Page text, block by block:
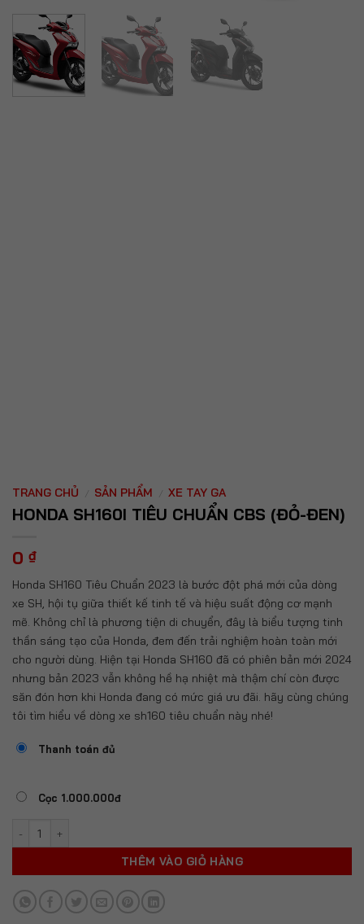
TRANG CHỦ SẢN PHẨM XE TAY GA
HONDA SH160I TIÊU CHUẨN CBS (ĐỎ-ĐEN)
0 ₫
Honda SH160 Tiêu Chuẩn 2023 là bước đột phá mới của dòng
xe SH, hội tụ giữa thiết kế tinh tế và hiệu suất động cơ mạnh
mẽ. Không chỉ là phương tiện di chuyển, đây là biểu tượng tinh
thần sáng tạo của Honda, đem đến trải nghiệm hoàn toàn mới
cho người dùng. Hiện tại Honda SH160 đã có phiên bản mới 2024
nhưng bản 2023 vẫn không hề hạ nhiệt mà thậm chí còn được
săn đón hơn khi Honda đang có mức giá ưu đãi. hãy cùng chúng
tôi tìm hiểu về dòng xe sh160 tiêu chuẩn này nhé!
Thanh toán đủ
Cọc 1.000.000đ
THÊM VÀO GIỎ HÀNG